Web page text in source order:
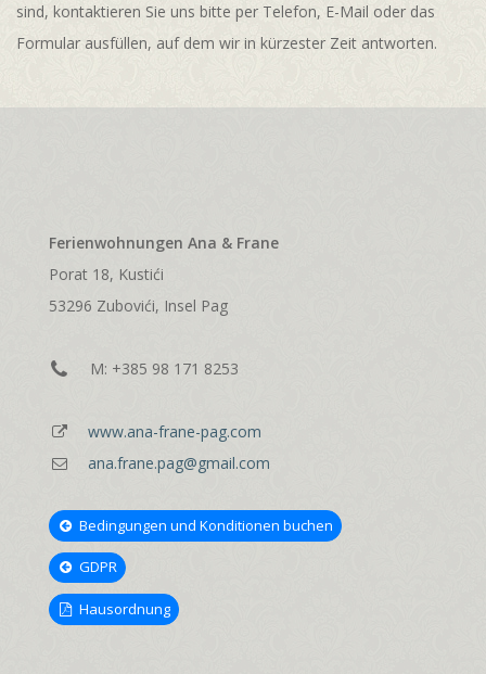
sind, kontaktieren Sie uns bitte per Telefon, E-Mail oder das
Formular ausfüllen, auf dem wir in kürzester Zeit antworten.
Ferienwohnungen Ana & Frane
Porat 18, Kustići
53296 Zubovići, Insel Pag
M: +385 98 171 8253
www.ana-frane-pag.com
ana.frane.pag@gmail.com
Bedingungen und Konditionen buchen
GDPR
Hausordnung